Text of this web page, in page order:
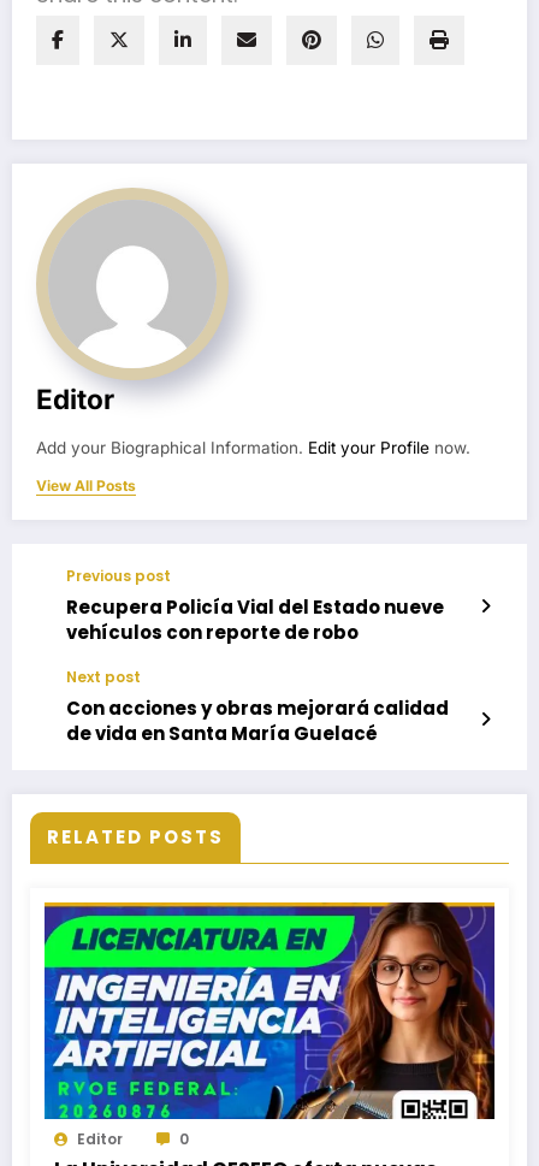
Editor
Add your Biographical Information. Edit your Profile now.
View All Posts
Previous post
Recupera Policía Vial del Estado nueve
vehículos con reporte de robo
Next post
Con acciones y obras mejorará calidad
de vida en Santa María Guelacé
RELATED POSTS
Editor 0